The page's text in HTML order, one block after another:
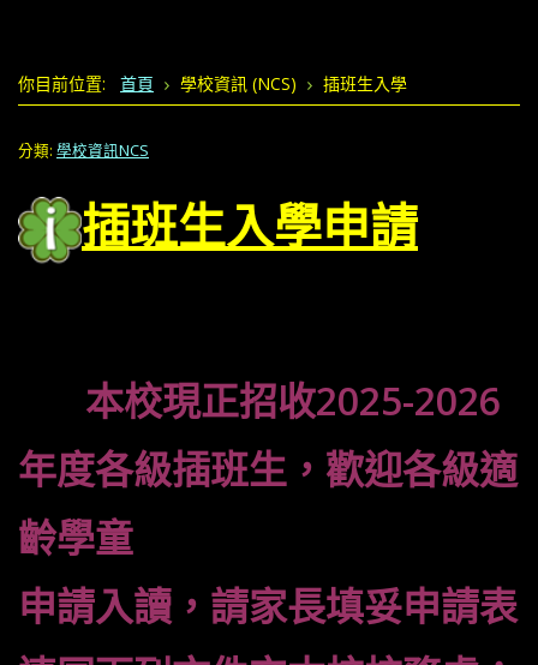
你目前位置: 首頁 學校資訊 (NCS) 插班生入學
分類: 學校資訊NCS
插班生入學申請
本校現正招收2025-2026
年度各級插班生，歡迎各級適
齡學童
申請入讀， 請家長填妥申請表